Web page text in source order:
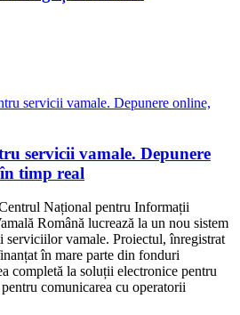
servicii vamale. Depunere
timp real
Național pentru Informații
Română lucrează la un nou sistem
serviciilor vamale. Proiectul, înregistrat
în mare parte din fonduri
completă la soluții electronice pentru
comunicarea cu operatorii